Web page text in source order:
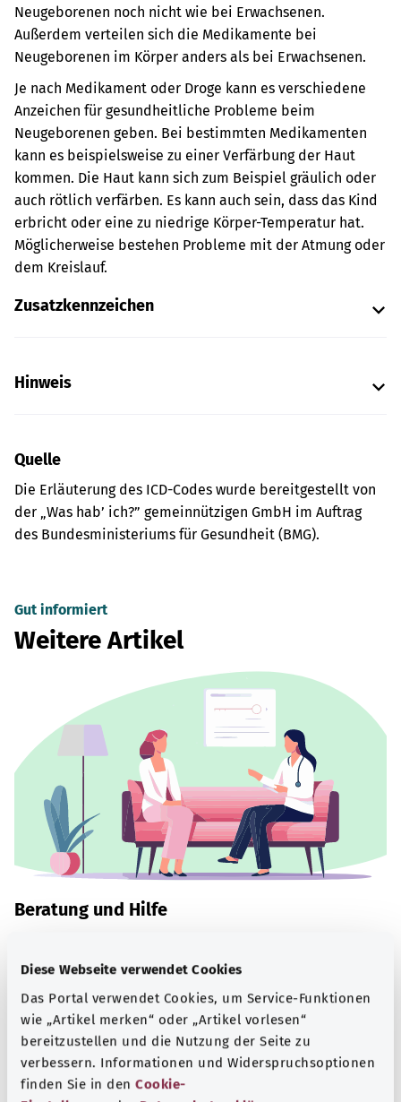
Diese Webseite verwendet Cookies
Das Portal verwendet Cookies, um Service-Funktionen
wie „Artikel merken“ oder „Artikel vorlesen“
bereitzustellen und die Nutzung der Seite zu
verbessern. Informationen und Widerspruchsoptionen
finden Sie in den Cookie-
Neugeborenen noch nicht wie bei Erwachsenen.
Außerdem verteilen sich die Medikamente bei
Neugeborenen im Körper anders als bei Erwachsenen.
Je nach Medikament oder Droge kann es verschiedene
Anzeichen für gesundheitliche Probleme beim
Neugeborenen geben. Bei bestimmten Medikamenten
kann es beispielsweise zu einer Verfärbung der Haut
kommen. Die Haut kann sich zum Beispiel gräulich oder
auch rötlich verfärben. Es kann auch sein, dass das Kind
erbricht oder eine zu niedrige Körper-Temperatur hat.
Möglicherweise bestehen Probleme mit der Atmung oder
dem Kreislauf.
Zusatzkennzeichen
Hinweis
Quelle
Die Erläuterung des ICD-Codes wurde bereitgestellt von
der „Was hab’ ich?” gemeinnützigen GmbH im Auftrag
des Bundesministeriums für Gesundheit (BMG).
Gut informiert
Weitere Artikel
Beratung und Hilfe
Informationsangebote zu bestimmten
Gesundheitsthemen.
Mehr erfahren